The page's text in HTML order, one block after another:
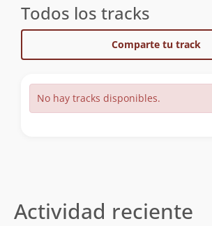
Todos los tracks
Comparte tu track
No hay tracks disponibles.
Actividad reciente